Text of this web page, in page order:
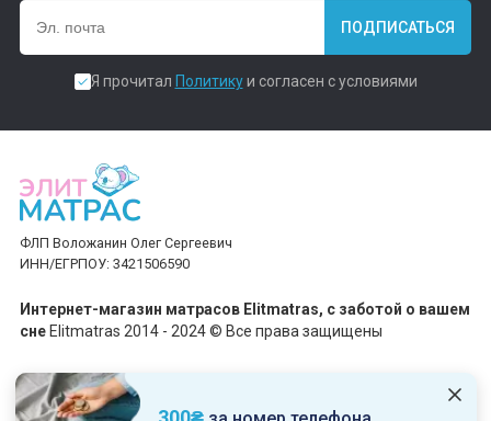
ПОДПИСАТЬСЯ
Я прочитал Политикуи согласен с условиями
ФЛП Воложанин Олег Сергеевич
ИНН/ЕГРПОУ: 3421506590
Интернет-магазин матрасов Elitmatras, c заботой о вашем
сне Elitmatras 2014 - 2024 © Все права защищены
Принимаем платежи